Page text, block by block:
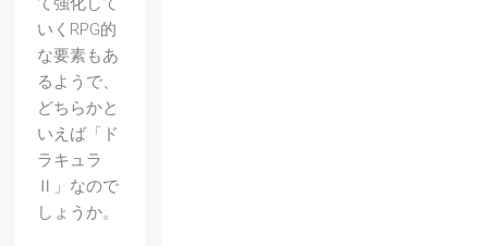
いくRPG的
な要素もあ
るようで、
どちらかと
いえば「ド
ラキュラ
Ⅱ」なので
しょうか。